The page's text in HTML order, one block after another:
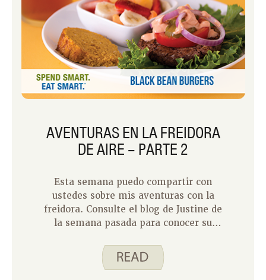
AVENTURAS EN LA FREIDORA
DE AIRE – PARTE 2
Esta semana puedo compartir con
ustedes sobre mis aventuras con la
freidora. Consulte el blog de Justine de
la semana pasada para conocer su
asados en su freidora.